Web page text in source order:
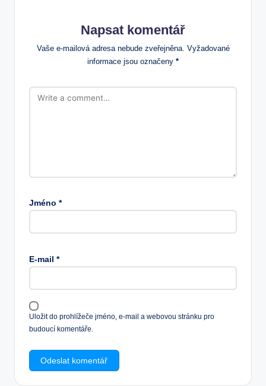
Napsat komentář
Vaše e-mailová adresa nebude zveřejněna. Vyžadované
informace jsou označeny *
Jméno *
E-mail *
Uložit do prohlížeče jméno, e-mail a webovou stránku pro
budoucí komentáře.